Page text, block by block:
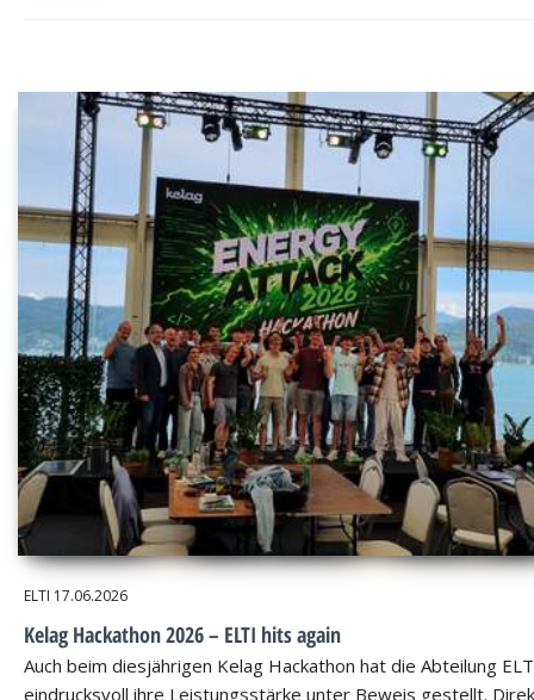
ELTI 17.06.2026
Kelag Hackathon 2026 – ELTI hits again
Auch beim diesjährigen Kelag Hackathon hat die Abteilung
eindrucksvoll ihre Leistungsstärke unter Beweis gestellt.